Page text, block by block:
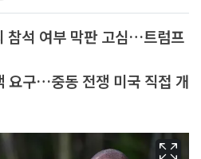
참석 여부 막판 고심…트럼프
요구…중동 전쟁 미국 직접 개